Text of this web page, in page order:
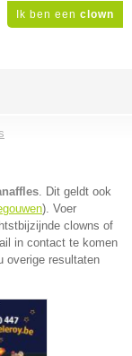
Ik ben een clown
. Dit geldt ook
). Voer
clowns of
in contact te komen
overige resultaten